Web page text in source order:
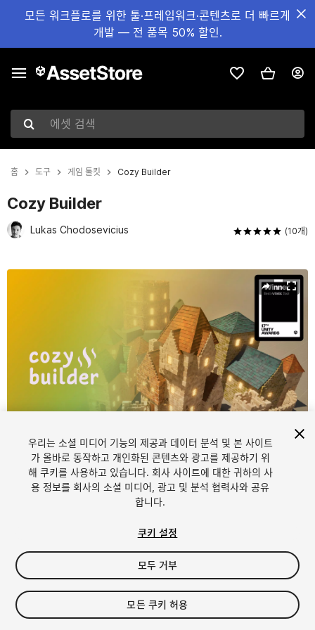
모든 워크플로를 위한 툴·프레임워크·콘텐츠로 더 빠르게
개발 — 전 품목 50% 할인.
에셋 검색
홈 도구 게임 툴킷 Cozy Builder
Cozy Builder
Lukas Chodosevicius (10개)
1/6
$11 $22
-50%
우리는 소셜 미디어 기능의 제공과 데이터 분석 및 본 사이트
가 올바로 동작하고 개인화된 콘텐츠와 광고를 제공하기 위
해 쿠키를 사용하고 있습니다. 회사 사이트에 대한 귀하의 사
용 정보를 회사의 소셜 미디어, 광고 및 분석 협력사와 공유
합니다.
쿠키 설정
모두 거부
모든 쿠키 허용